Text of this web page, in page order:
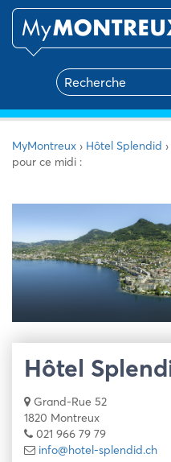
MyMontreux › Hôtel Splendid ›
pour ce midi :
Hôtel
Grand-Rue 52
1820 Montreux
021 966 79 79
info@hotel-splendid.ch